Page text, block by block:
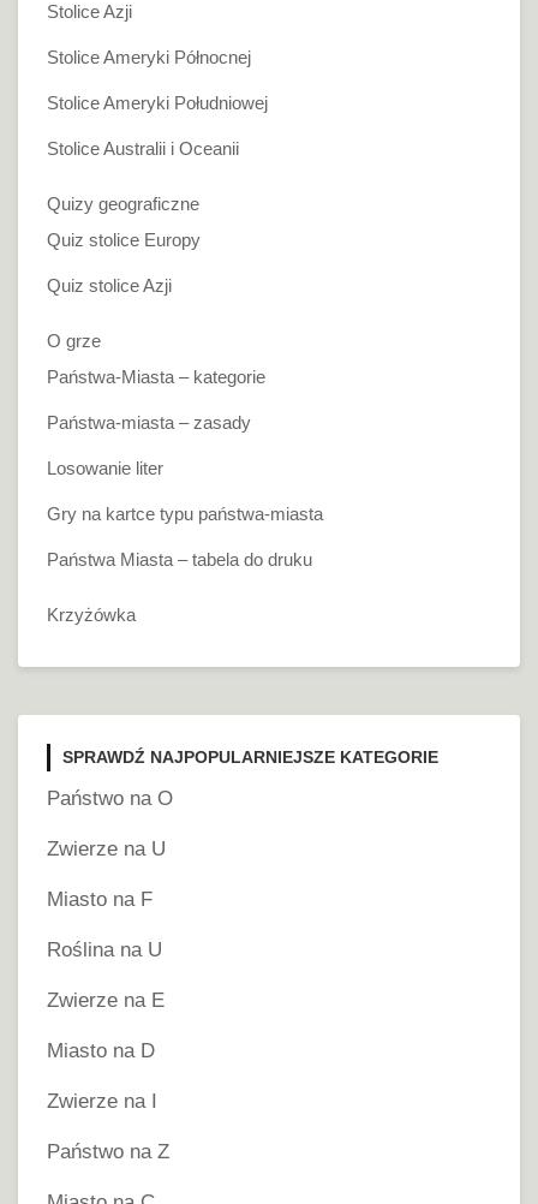
Stolice Azji
Stolice Ameryki Północnej
Stolice Ameryki Południowej
Stolice Australii i Oceanii
Quizy geograficzne
Quiz stolice Europy
Quiz stolice Azji
O grze
Państwa-Miasta – kategorie
Państwa-miasta – zasady
Losowanie liter
Gry na kartce typu państwa-miasta
Państwa Miasta – tabela do druku
Krzyżówka
SPRAWDŹ NAJPOPULARNIEJSZE KATEGORIE
Państwo na O
Zwierze na U
Miasto na F
Roślina na U
Zwierze na E
Miasto na D
Zwierze na I
Państwo na Z